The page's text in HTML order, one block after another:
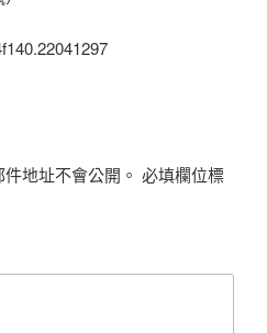
地址不會公開。 必填欄位標